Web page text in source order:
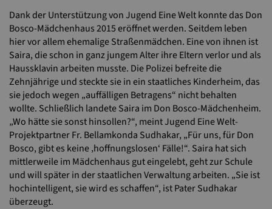
Dank der Unterstützung von Jugend Eine Welt konnte das Don
Bosco-Mädchenhaus 2015 eröffnet werden. Seitdem leben
hier vor allem ehemalige Straßenmädchen. Eine von ihnen ist
Saira, die schon in ganz jungem Alter ihre Eltern verlor und als
Haussklavin arbeiten musste. Die Polizei befreite die
Zehnjährige und steckte sie in ein staatliches Kinderheim, das
sie jedoch wegen „auffälligen Betragens“ nicht behalten
wollte. Schließlich landete Saira im Don Bosco-Mädchenheim.
„Wo hätte sie sonst hinsollen?“, meint Jugend Eine Welt-
Projektpartner Fr. Bellamkonda Sudhakar, „Für uns, für Don
Bosco, gibt es keine ‚hoffnungslosen‘ Fälle!“. Saira hat sich
mittlerweile im Mädchenhaus gut eingelebt, geht zur Schule
und will später in der staatlichen Verwaltung arbeiten. „Sie ist
hochintelligent, sie wird es schaffen“, ist Pater Sudhakar
überzeugt.